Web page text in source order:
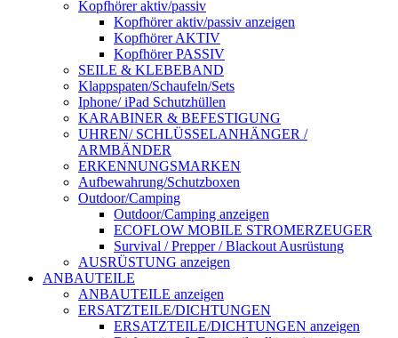
Kopfhörer aktiv/passiv
Kopfhörer aktiv/passiv anzeigen
Kopfhörer AKTIV
Kopfhörer PASSIV
SEILE & KLEBEBAND
Klappspaten/Schaufeln/Sets
Iphone/ iPad Schutzhüllen
KARABINER & BEFESTIGUNG
UHREN/ SCHLÜSSELANHÄNGER /
ARMBÄNDER
ERKENNUNGSMARKEN
Aufbewahrung/Schutzboxen
Outdoor/Camping
Outdoor/Camping anzeigen
ECOFLOW MOBILE STROMERZEUGER
Survival / Prepper / Blackout Ausrüstung
AUSRÜSTUNG anzeigen
ANBAUTEILE
ANBAUTEILE anzeigen
ERSATZTEILE/DICHTUNGEN
ERSATZTEILE/DICHTUNGEN anzeigen